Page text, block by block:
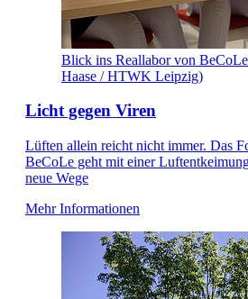
Blick ins Reallabor von
Haase / HTWK Leipzig)
Licht gegen Viren
Lüften allein reicht nicht immer. Das
BeCoLe geht mit einer
neue Wege
Mehr Informationen